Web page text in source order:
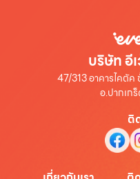
บริษัท อี
47/313 อาคารไคตั
อ.ปากเก
ติ